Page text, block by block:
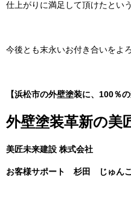
仕上がりに満足して頂けたとい
今後とも末永いお付き合いをよ
【浜松市の外壁塗装に、100％の
外壁塗装革新の美
美匠未来建設 株式会社
お客様サポート 杉田 じゅんこ